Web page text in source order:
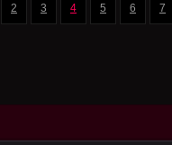
2 3 4 5 6 7